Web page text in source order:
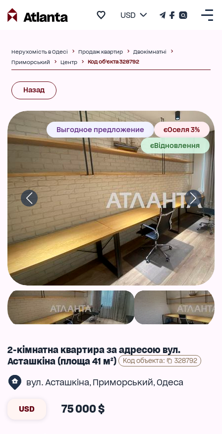
USD
Нерухомість в Одесі Продаж квартир
Двокімнатні
Приморський
Центр Код об'єкта 328792
Назад
Выгодное предложение
єОселя 3%
єВідновлення
2-кімнатна квартира за адресою вул.
Асташкіна (площа 41 м²)
Код объекта: 328792
вул. Асташкіна, Приморський, Одеса
USD 75 000 $